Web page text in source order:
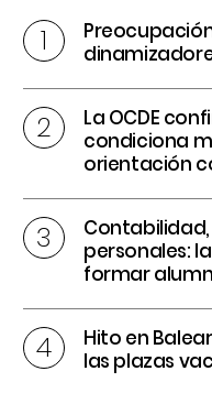
La OCDE
condiciona
orientación
personales:
formar
Hito en
las plazas